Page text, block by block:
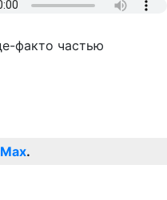
факто частью
Max.